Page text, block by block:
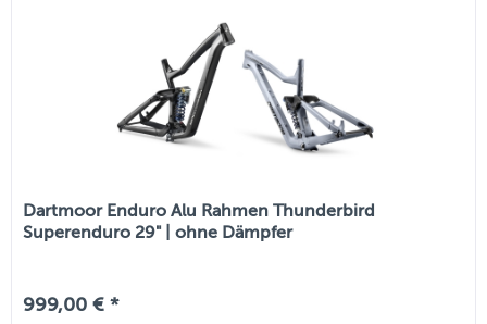
Dartmoor Enduro Alu Rahmen Thunderbird
Superenduro 29" | ohne Dämpfer
999,00 € *